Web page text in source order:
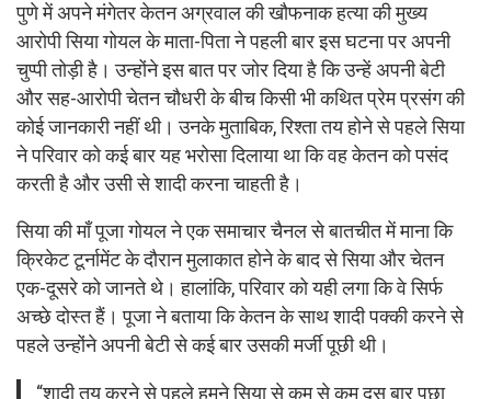
पुणे में अपने मंगेतर केतन अग्रवाल की खौफनाक हत्या की मुख्य
आरोपी सिया गोयल के माता-पिता ने पहली बार इस घटना पर अपनी
चुप्पी तोड़ी है। उन्होंने इस बात पर जोर दिया है कि उन्हें अपनी बेटी
और सह-आरोपी चेतन चौधरी के बीच किसी भी कथित प्रेम प्रसंग की
कोई जानकारी नहीं थी। उनके मुताबिक, रिश्ता तय होने से पहले सिया
ने परिवार को कई बार यह भरोसा दिलाया था कि वह केतन को पसंद
करती है और उसी से शादी करना चाहती है।
सिया की माँ पूजा गोयल ने एक समाचार चैनल से बातचीत में माना कि
क्रिकेट टूर्नामेंट के दौरान मुलाकात होने के बाद से सिया और चेतन
एक-दूसरे को जानते थे। हालांकि, परिवार को यही लगा कि वे सिर्फ
अच्छे दोस्त हैं। पूजा ने बताया कि केतन के साथ शादी पक्की करने से
पहले उन्होंने अपनी बेटी से कई बार उसकी मर्जी पूछी थी।
“शादी तय करने से पहले हमने सिया से कम से कम दस बार पूछा